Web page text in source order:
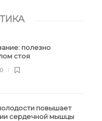
полезно
стоя
0
повышает
сердечной мышцы